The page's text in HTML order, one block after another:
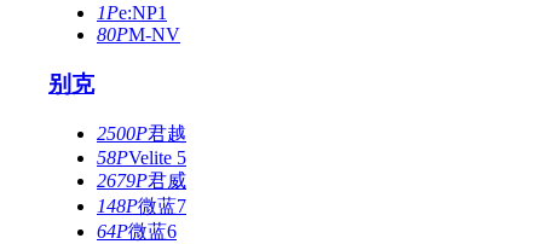
1Pe:NP1
80PM-NV
别克
2500P君越
58PVelite 5
2679P君威
148P微蓝7
64P微蓝6